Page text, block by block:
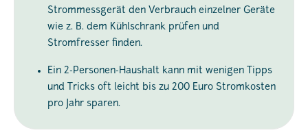
Strommessgerät den Verbrauch einzelner Geräte
wie z. B. dem Kühlschrank prüfen und
Stromfresser finden.
Ein 2-Personen-Haushalt kann mit wenigen Tipps
und Tricks oft leicht bis zu 200 Euro Stromkosten
pro Jahr sparen.